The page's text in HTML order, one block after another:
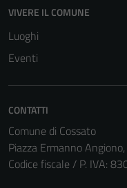
VIVERE IL COMUNE
Luoghi
Eventi
CONTATTI
Comune di Cossato
Piazza Ermanno
Codice fiscale / P. IVA: